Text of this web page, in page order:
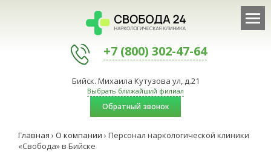
+7 (800) 302-47-64
Бийск. Михаила Кутузова ул, д.21
Выбрать ближайший филиал
Обратный звонок
Главная › О компании › Персонал наркологической клиники
«Свобода» в Бийске